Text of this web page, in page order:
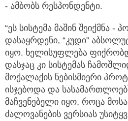
- ამბობს რესპონდენტი.
“ეს სისტემა მაშინ შეიქმნა -
დასაყრდენი, “კუდი”
იყო. ხელისუფლება
დასჯაც კი სისტემას
მოქალაქის ნებისმიერი
ისჯებოდა და
მაჩვენებელი იყო, როცა
ძალოვანების ვერსიას